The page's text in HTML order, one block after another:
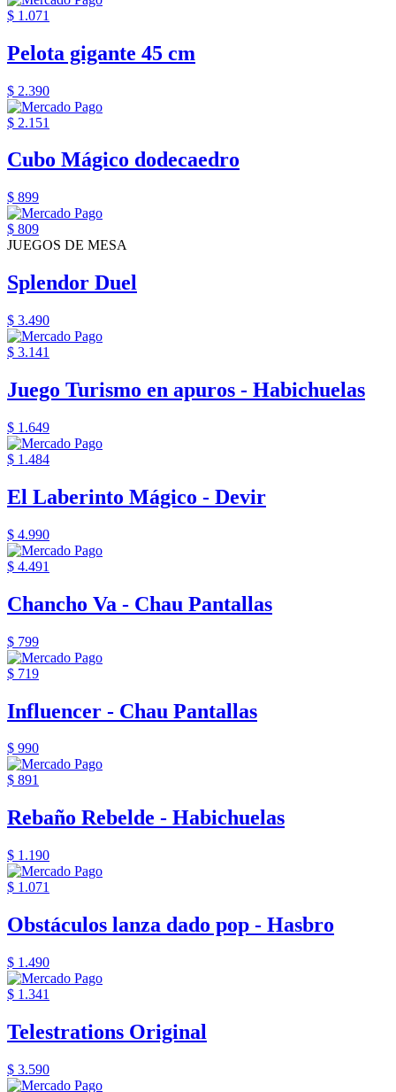
$ 1.071
Pelota gigante 45 cm
$ 2.390
$ 2.151
Cubo Mágico dodecaedro
$ 899
$ 809
JUEGOS DE MESA
Splendor Duel
$ 3.490
$ 3.141
Juego Turismo en apuros - Habichuelas
$ 1.649
$ 1.484
El Laberinto Mágico - Devir
$ 4.990
$ 4.491
Chancho Va - Chau Pantallas
$ 799
$ 719
Influencer - Chau Pantallas
$ 990
$ 891
Rebaño Rebelde - Habichuelas
$ 1.190
$ 1.071
Obstáculos lanza dado pop - Hasbro
$ 1.490
$ 1.341
Telestrations Original
$ 3.590